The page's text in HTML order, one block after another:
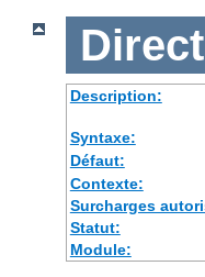
Description:
Syntaxe:
Défaut:
Contexte:
Surcharges
Statut:
Module: